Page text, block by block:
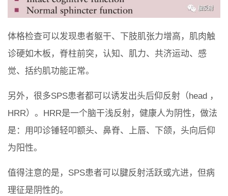
体格检查可以发现患者躯干、下肢肌张力增高，肌肉触
诊硬如木板，脊柱前突，认知、肌力、共济运动、感
觉、括约肌功能正常。
另外，很多SPS患者都可以诱发出头后仰反射（head ，
HRR）。HRR是一个脑干浅反射，健康人为阴性，做法
是：用叩诊锤轻叩额头、鼻脊、上唇、下颌，头向后仰
为阳性。
值得注意的是，SPS患者可以腱反射活跃或亢进，但病
理征是阴性的。